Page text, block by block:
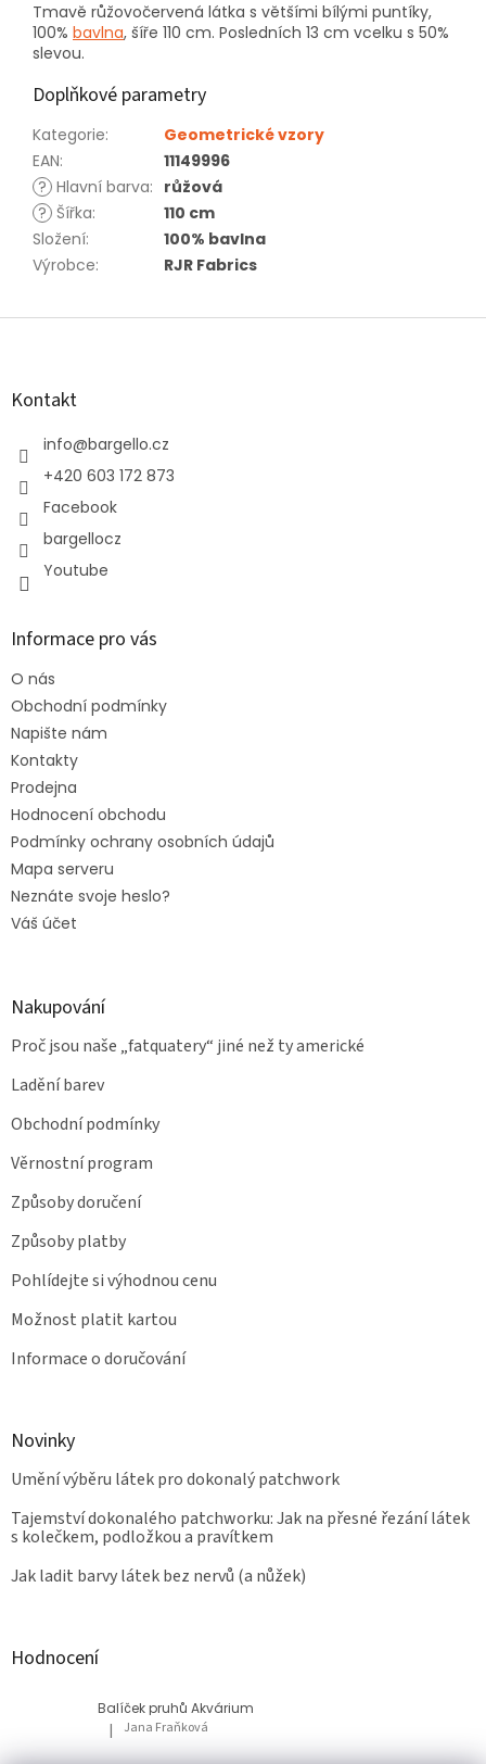
Tmavě růžovočervená látka s většími bílými puntíky,
100% bavlna, šíře 110 cm. Posledních 13 cm vcelku s 50%
slevou.
Doplňkové parametry
Kategorie:
Geometrické vzory
EAN:
11149996
? Hlavní barva: růžová
? Šířka:
110 cm
Složení:
100% bavlna
Výrobce: RJR Fabrics
Z
Kontakt
info@bargello.cz
+420 603 172 873
Facebook
bargellocz
Youtube
Informace pro vás
O nás
Obchodní podmínky
Napište nám
Kontakty
Prodejna
Hodnocení obchodu
Podmínky ochrany osobních údajů
Mapa serveru
Neznáte svoje heslo?
Váš účet
Nakupování
Proč jsou naše „fatquatery“ jiné než ty americké
Ladění barev
Obchodní podmínky
Věrnostní program
Způsoby doručení
Způsoby platby
Pohlídejte si výhodnou cenu
Možnost platit kartou
Informace o doručování
Novinky
Umění výběru látek pro dokonalý patchwork
Tajemství dokonalého patchworku: Jak na přesné řezání látek
s kolečkem, podložkou a pravítkem
Jak ladit barvy látek bez nervů (a nůžek)
Hodnocení
Balíček pruhů Akvárium
Hodnocení produktu je 5 z 5 hvězdiček.
| Jana Fraňková